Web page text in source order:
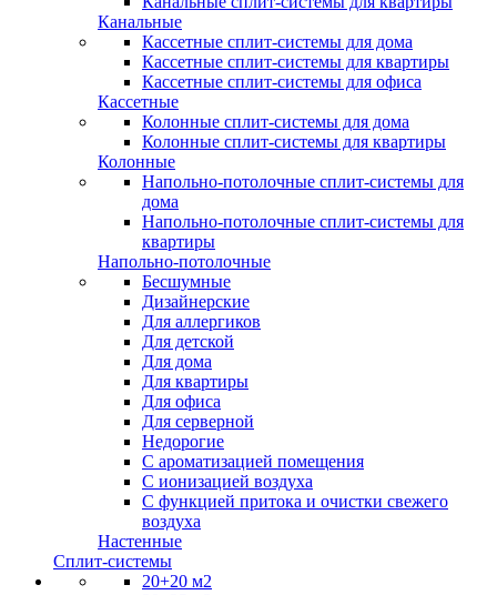
Канальные
Кассетные сплит-системы для дома
Кассетные сплит-системы для квартиры
Кассетные сплит-системы для офиса
Кассетные
Колонные сплит-системы для дома
Колонные сплит-системы для квартиры
Колонные
Напольно-потолочные сплит-системы для
дома
Напольно-потолочные сплит-системы для
квартиры
Напольно-потолочные
Бесшумные
Дизайнерские
Для аллергиков
Для детской
Для дома
Для квартиры
Для офиса
Для серверной
Недорогие
С ароматизацией помещения
С ионизацией воздуха
С функцией притока и очистки свежего
воздуха
Настенные
Сплит-системы
20+20 м2